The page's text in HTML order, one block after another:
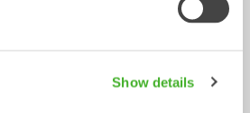
Show details0-22ton